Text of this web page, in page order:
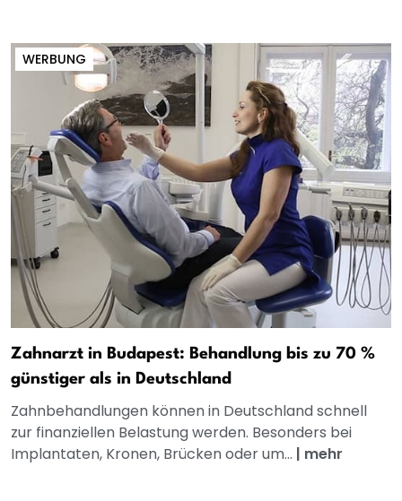
WERBUNG
Zahnarzt in Budapest: Behandlung bis zu 70 %
günstiger als in Deutschland
Zahnbehandlungen können in Deutschland schnell
zur finanziellen Belastung werden. Besonders bei
Implantaten, Kronen, Brücken oder um... | mehr